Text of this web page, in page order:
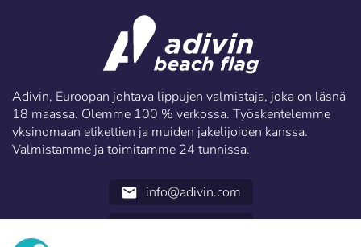
Adivin, Euroopan johtava lippujen valmistaja, joka on läsnä
18 maassa. Olemme 100 % verkossa. Työskentelemme
yksinomaan etikettien ja muiden jakelijoiden kanssa.
Valmistamme ja toimitamme 24 tunnissa.
email info@adivin.com